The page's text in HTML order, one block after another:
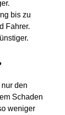
bis zu
Fahrer.
den
Schaden
weniger